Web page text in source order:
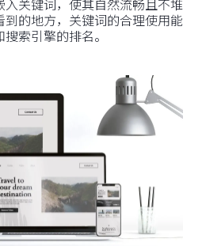
的地方，关键词的合理使用能
索引擎的排名。